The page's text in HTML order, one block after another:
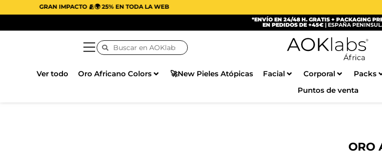
IMPACTO 🫂🌍 25% EN TODA LA WEB
*ENVÍO EN 24/48 H. GRATIS + PACKAGING
EN PEDIDOS DE +45€ | ESPAÑA
Ver todo Oro Africano Colors 🚀New Pieles Atópicas Facial Corporal Packs
Puntos de venta
ORO